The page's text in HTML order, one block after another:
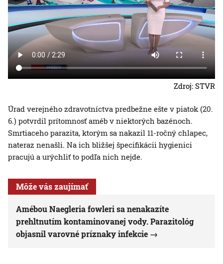
Zdroj: STVR
Úrad verejného zdravotníctva predbežne ešte v piatok (20.
6.) potvrdil prítomnosť améb v niektorých bazénoch.
Smrtiaceho parazita, ktorým sa nakazil 11-ročný chlapec,
nateraz nenašli. Na ich bližšej špecifikácii hygienici
pracujú a urýchliť to podľa nich nejde.
Môže vás zaujímať
Amébou Naegleria fowleri sa nenakazíte
prehltnutím kontaminovanej vody. Parazitológ
objasnil varovné príznaky infekcie